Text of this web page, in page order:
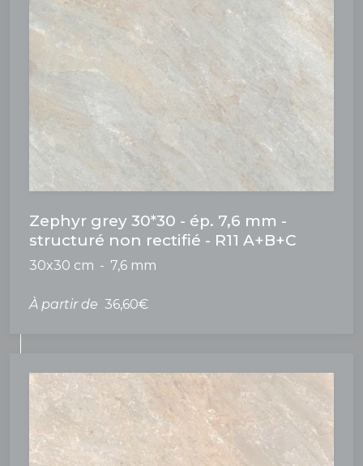
Zephyr grey 30*30 - ép. 7,6 mm -
structuré non rectifié - R11 A+B+C
30x30 cm 7,6 mm
À partir de 36,60€